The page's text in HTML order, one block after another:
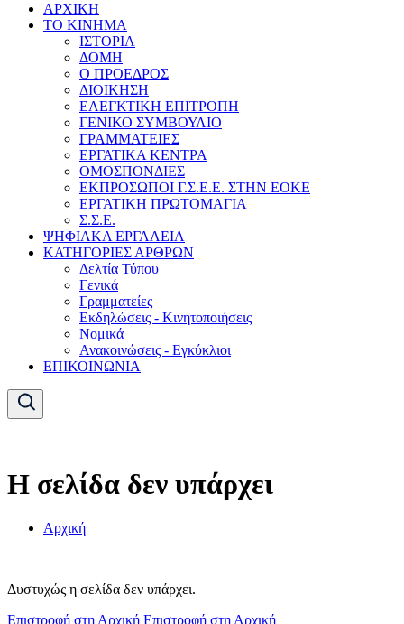
ΑΡΧΙΚΗ
ΤΟ ΚΙΝΗΜΑ
ΙΣΤΟΡΙΑ
ΔΟΜΗ
Ο ΠΡΟΕΔΡΟΣ
ΔΙΟΙΚΗΣΗ
ΕΛΕΓΚΤΙΚΗ ΕΠΙΤΡΟΠΗ
ΓΕΝΙΚΟ ΣΥΜΒΟΥΛΙΟ
ΓΡΑΜΜΑΤΕΙΕΣ
ΕΡΓΑΤΙΚΑ ΚΕΝΤΡΑ
ΟΜΟΣΠΟΝΔΙΕΣ
ΕΚΠΡΟΣΩΠΟΙ Γ.Σ.Ε.Ε. ΣΤΗΝ ΕΟΚΕ
ΕΡΓΑΤΙΚΗ ΠΡΩΤΟΜΑΓΙΑ
Σ.Σ.Ε.
ΨΗΦΙΑΚΑ ΕΡΓΑΛΕΙΑ
ΚΑΤΗΓΟΡΙΕΣ ΑΡΘΡΩΝ
Δελτία Τύπου
Γενικά
Γραμματείες
Εκδηλώσεις - Κινητοποιήσεις
Νομικά
Ανακοινώσεις - Εγκύκλιοι
ΕΠΙΚΟΙΝΩΝΙΑ
Η σελίδα δεν υπάρχει
Αρχική
Δυστυχώς η σελίδα δεν υπάρχει.
Επιστροφή στη Αρχική Επιστροφή στη Αρχική